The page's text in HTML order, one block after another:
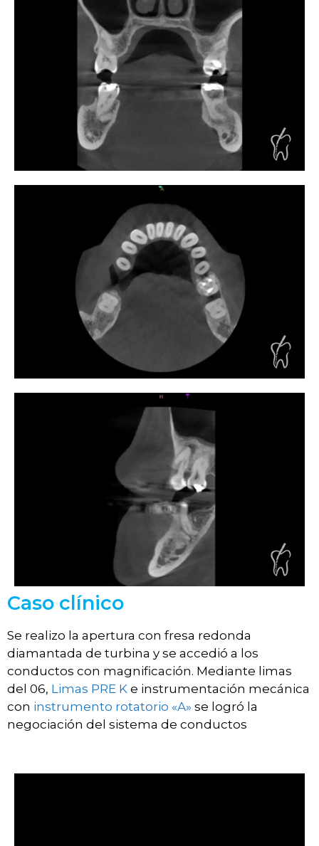
Caso clínico
Se realizo la apertura con fresa redonda
diamantada de turbina y se accedió a los
conductos con magnificación. Mediante limas
del 06, Limas PRE K e instrumentación mecánica
con instrumento rotatorio «A» se logró la
negociación del sistema de conductos